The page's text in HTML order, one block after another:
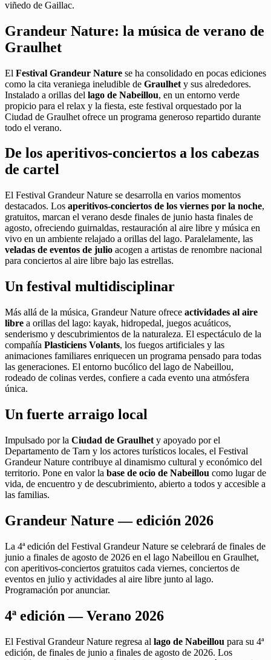
viñedo de Gaillac.
Grandeur Nature: la música de verano de
Graulhet
El Festival Grandeur Nature se ha consolidado en pocas ediciones
como la cita veraniega ineludible de Graulhet y sus alrededores.
Instalado a orillas del lago de Nabeillou, en un entorno verde
propicio para el relax y la fiesta, este festival orquestado por la
Ciudad de Graulhet ofrece un programa generoso repartido durante
todo el verano.
De los aperitivos-conciertos a los cabezas
de cartel
El Festival Grandeur Nature se desarrolla en varios momentos
destacados. Los aperitivos-conciertos de los viernes por la noche,
gratuitos, marcan el verano desde finales de junio hasta finales de
agosto, ofreciendo guirnaldas, restauración al aire libre y música en
vivo en un ambiente relajado a orillas del lago. Paralelamente, las
veladas de eventos de julio acogen a artistas de renombre nacional
para conciertos al aire libre bajo las estrellas.
Un festival multidisciplinar
Más allá de la música, Grandeur Nature ofrece actividades al aire
libre a orillas del lago: kayak, hidropedal, juegos acuáticos,
senderismo y descubrimientos de la naturaleza. El espectáculo de la
compañía Plasticiens Volants, los fuegos artificiales y las
animaciones familiares enriquecen un programa pensado para todas
las generaciones. El entorno bucólico del lago de Nabeillou,
rodeado de colinas verdes, confiere a cada evento una atmósfera
única.
Un fuerte arraigo local
Impulsado por la Ciudad de Graulhet y apoyado por el
Departamento de Tarn y los actores turísticos locales, el Festival
Grandeur Nature contribuye al dinamismo cultural y económico del
territorio. Pone en valor la base de ocio de Nabeillou como lugar de
vida, de encuentro y de descubrimiento, abierto a todos y accesible a
las familias.
Grandeur Nature — edición 2026
La 4ª edición del Festival Grandeur Nature se celebrará de finales de
junio a finales de agosto de 2026 en el lago Nabeillou en Graulhet,
con aperitivos-conciertos gratuitos cada viernes, conciertos de
eventos en julio y actividades al aire libre junto al lago.
Programación por anunciar.
4ª edición — Verano 2026
El Festival Grandeur Nature regresa al lago de Nabeillou para su 4ª
edición, de finales de junio a finales de agosto de 2026. Los